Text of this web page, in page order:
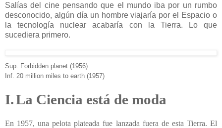
Salías del cine pensando que el mundo iba por un rumbo
desconocido, algún día un hombre viajaría por el Espacio o
la tecnología nuclear acabaría con la Tierra. Lo que
sucediera primero.
Sup. Forbidden planet (1956)
Inf. 20 million miles to earth (1957)
I.La Ciencia está de moda
En 1957, una pelota plateada fue lanzada fuera de esta Tierra. El